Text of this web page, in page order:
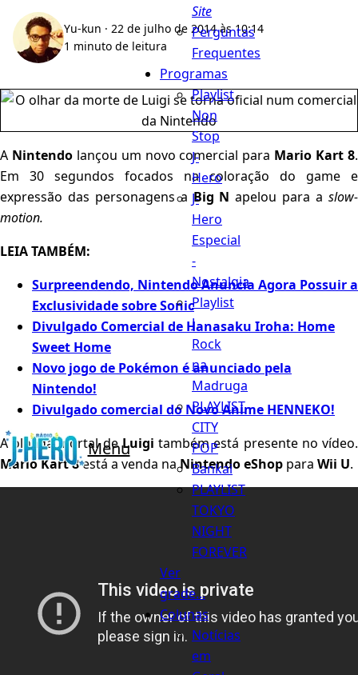
Menu
Site
Perguntas
Frequentes
Programas
Playlist
Non
Stop
J-
Hero
J-
Hero
Especial
-
Nostalgia
Playlist
J
Rock
na
Madruga
PLAYLIST
CITY
POP
Bankai
PLAYLIST
TOKYO
NIGHT
FOREVER
Ver
grade...
Colunas
Notícias
em
Yu-kun · 22 de julho de 2014 às 10:14
1 minuto de leitura
A Nintendolançou um novo comercial para Mario Kart 8.
Em 30 segundos focados na coloração do game e
expressão das personagens a Big N apelou para aslow-
motion.
LEIA TAMBÉM:
Surpreendendo, Nintendo Anuncia Agora Possuir a
Exclusividade sobre Sonic
Divulgado Comercial de Hanasaku Iroha: Home
Sweet Home
Novo jogo de Pokémon é anunciado pela
Nintendo!
Divulgado comercial do Novo Anime HENNEKO!
A olhada mortal deLuigi também está presente no vídeo.
Mario Kart 8está a venda naNintendo eShop para Wii U.